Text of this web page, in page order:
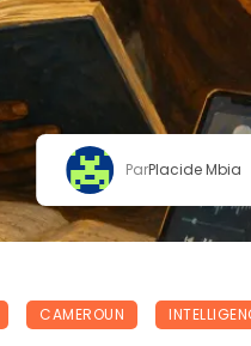
ParPlacide Mbia
CAMEROUN